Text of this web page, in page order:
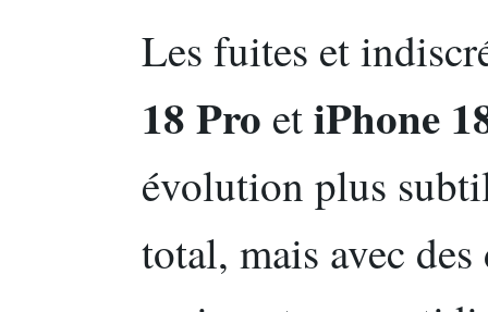
Les fuites et
18 Pro etiPhone
évolution plus
total, mais avec